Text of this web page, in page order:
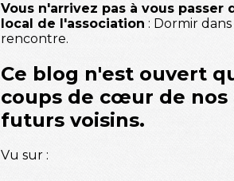
Vous n'arrivez pas à vous
local de l'association : Dormir
rencontre.
Ce blog n'est ouvert
coups de cœur de
futurs voisins.
Vu sur :